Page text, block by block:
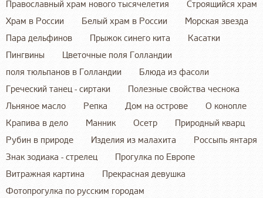
Православный храм нового тысячелетия
Строящийся храм
Храм в России
Белый храм в России
Морская звезда
Пара дельфинов
Прыжок синего кита
Касатки
Пингвины
Цветочные поля Голландии
поля тюльпанов в Голландии
Блюда из фасоли
Греческий танец - сиртаки
Полезные свойства чеснока
Льняное масло
Репка Дом на острове
О конопле
Крапива в дело
Манник Осетр
Природный кварц
Рубин в природе
Изделия из малахита
Россыпь янтаря
Знак зодиака - стрелец
Прогулка по Европе
Витражная картина
Прекрасная девушка
Фотопрогулка по русским городам